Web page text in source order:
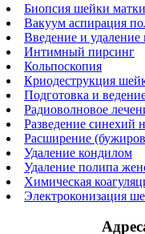
Биопсия шейки матки
Вакуум аспирация
Введение и
Интимный пирсинг
Кольпоскопия
Криодеструкция
Подготовка и
Радиоволновое
Разведение синехий
Расширение
Удаление кондилом
Удаление полипа
Химическая
Электроконизация